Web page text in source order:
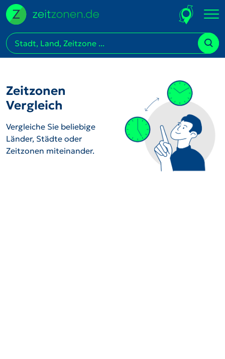
Zeitzonen
Vergleich
Vergleiche Sie beliebige
Länder, Städte oder
Zeitzonen miteinander.